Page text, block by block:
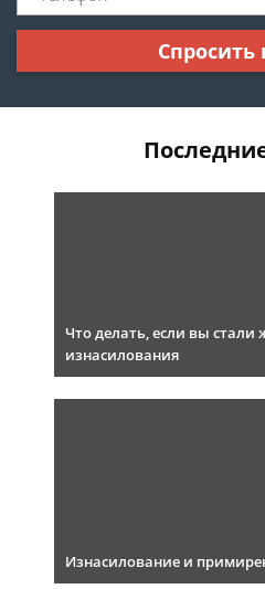
Спросить
Что делать, если вы стали
изнасилования
Изнасилование и